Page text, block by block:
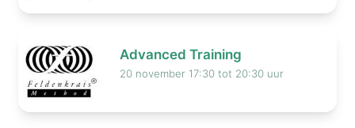
Advanced Training
20 november 17:30 tot 20:30 uur